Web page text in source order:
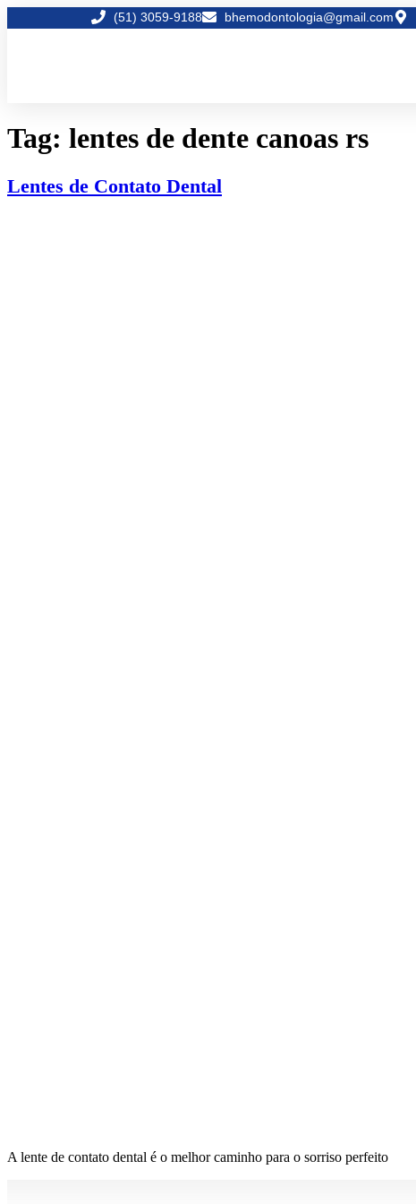
(51) 3059-9188 bhemodontologia@gmail.com
Tag: lentes de dente canoas rs
Lentes de Contato Dental
A lente de contato dental é o melhor caminho para o sorriso perfeito